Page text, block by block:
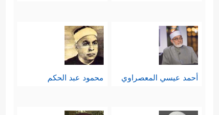
أحمد عيسي المعصراوي محمود عبد الحكم